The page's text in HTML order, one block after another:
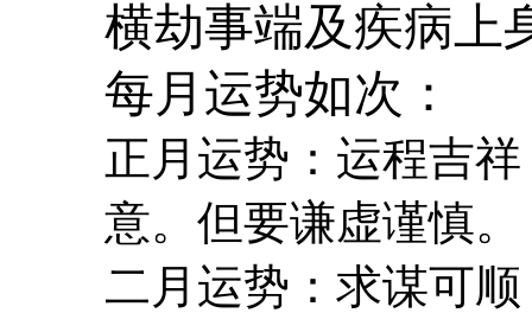
横劫事端及疾病上
每月运势如次：
正月运势：运程吉
意。但要谦虚谨慎。
二月运势：求谋可